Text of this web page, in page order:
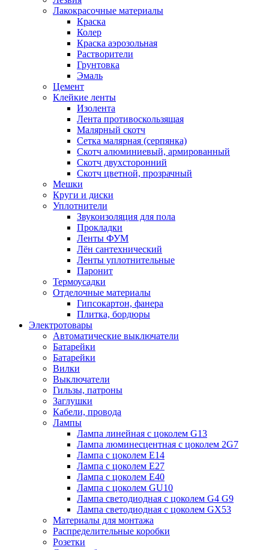
Лакокрасочные материалы
Краска
Колер
Краска аэрозольная
Растворители
Грунтовка
Эмаль
Цемент
Клейкие ленты
Изолента
Лента противоскользящая
Малярный скотч
Сетка малярная (серпянка)
Скотч алюминиевый, армированный
Скотч двухсторонний
Скотч цветной, прозрачный
Мешки
Круги и диски
Уплотнители
Звукоизоляция для пола
Прокладки
Ленты ФУМ
Лён сантехнический
Ленты уплотнительные
Паронит
Термоусадки
Отделочные материалы
Гипсокартон, фанера
Плитка, бордюры
Электротовары
Автоматические выключатели
Батарейки
Батарейки
Вилки
Выключатели
Гильзы, патроны
Заглушки
Кабели, провода
Лампы
Лампа линейная с цоколем G13
Лампа люминесцентная с цоколем 2G7
Лампа с цоколем E14
Лампа с цоколем E27
Лампа с цоколем E40
Лампа с цоколем GU10
Лампа светодиодная с цоколем G4 G9
Лампа светодиодная с цоколем GX53
Материалы для монтажа
Распределительные коробки
Розетки